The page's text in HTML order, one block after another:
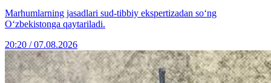
Marhumlarning jasadlari sud-tibbiy ekspertizadan so‘ng
O‘zbekistonga qaytariladi.
20:20 / 07.08.2026